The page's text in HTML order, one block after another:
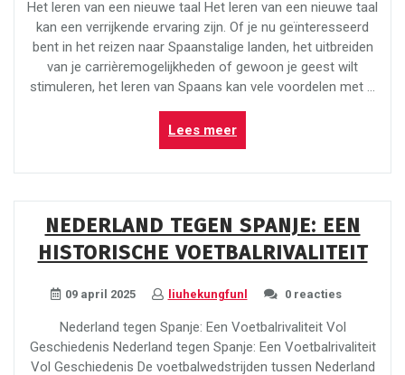
Het leren van een nieuwe taal Het leren van een nieuwe taal
kan een verrijkende ervaring zijn. Of je nu geïnteresseerd
bent in het reizen naar Spaanstalige landen, het uitbreiden
van je carrièremogelijkheden of gewoon je geest wilt
stimuleren, het leren van Spaans kan vele voordelen met …
Lees meer“Van
Nederlands
naar
Reis
door
Taal
en
NEDERLAND TEGEN SPANJE: EEN
HISTORISCHE VOETBALRIVALITEIT
09 april 2025 liuhekungfunl 0 reacties
Nederland tegen Spanje: Een Voetbalrivaliteit Vol
Geschiedenis Nederland tegen Spanje: Een Voetbalrivaliteit
Vol Geschiedenis De voetbalwedstrijden tussen Nederland